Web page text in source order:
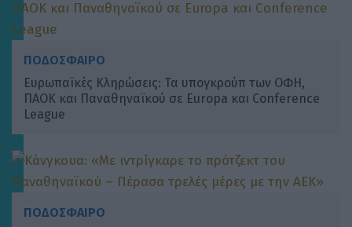
ΠΟΔΟΣΦΑΙΡΟ
Ευρωπαϊκές Κληρώσεις: Τα υπογκρούπ των ΟΦΗ,
ΠΑΟΚ και Παναθηναϊκού σε Europa και Conference
League
ΠΟΔΟΣΦΑΙΡΟ